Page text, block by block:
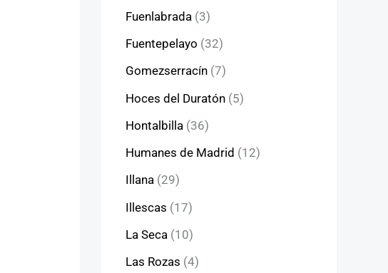
Fuenlabrada (3)
Fuentepelayo (32)
Gomezserracín (7)
Hoces del Duratón (5)
Hontalbilla (36)
Humanes de Madrid (12)
Illana (29)
Illescas (17)
La Seca (10)
Las Rozas (4)